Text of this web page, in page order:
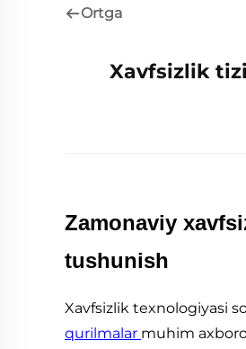
Ortga
Xavfsizlik
Zamonaviy
tushunish
Xavfsizlik texnologiyasi
qurilmalar muhim